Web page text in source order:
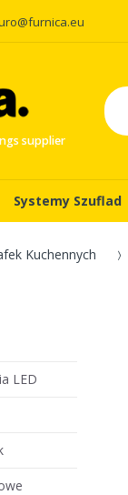
supplier
Systemy Szuflad
Kuchennych
LED